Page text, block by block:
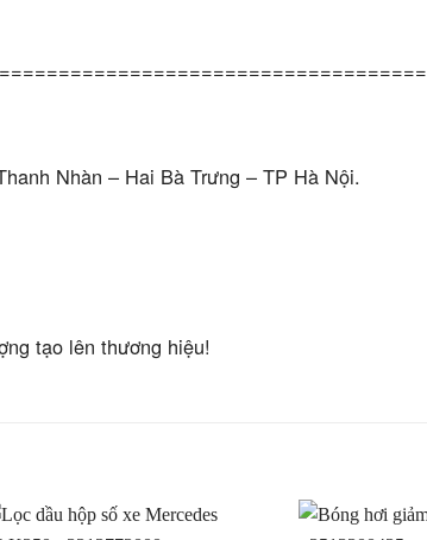
Nhàn – Hai Bà Trưng – TP Hà Nội.
tạo lên thương hiệu!